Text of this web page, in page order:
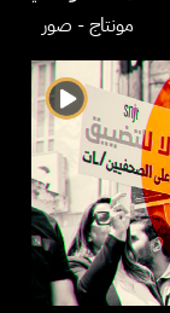
مونتاج- صور